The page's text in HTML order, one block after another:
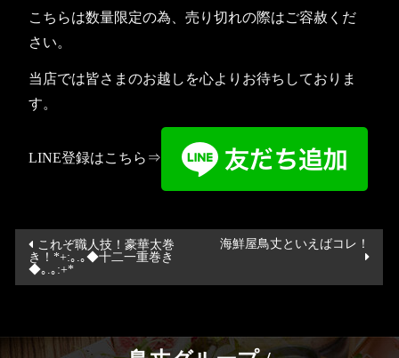
こちらは数量限定の為、売り切れの際はご容赦くだ
さい。
当店では皆さまのお越しを心よりお待ちしておりま
す。
LINE登録はこちら⇒
投
稿
ナ
ゲ
これぞ職人技！豪華太巻
き！*+:｡.｡◆十二一重巻き
◆｡.｡:+*
海鮮屋鳥丈といえばコレ！